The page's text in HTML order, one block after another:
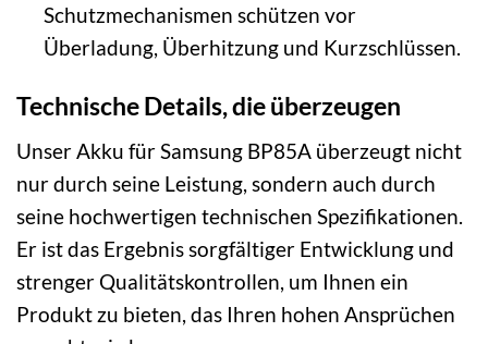
Schutzmechanismen schützen vor
Überladung, Überhitzung und Kurzschlüssen.
Technische Details, die überzeugen
Unser Akku für Samsung BP85A überzeugt nicht
nur durch seine Leistung, sondern auch durch
seine hochwertigen technischen Spezifikationen.
Er ist das Ergebnis sorgfältiger Entwicklung und
strenger Qualitätskontrollen, um Ihnen ein
Produkt zu bieten, das Ihren hohen Ansprüchen